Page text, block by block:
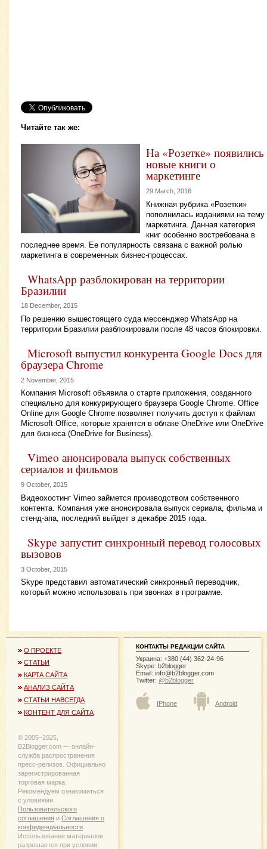
Читайте так же:
На «Розетке» появились
новые книги о
маркетинге
29 March, 2016
Книжная рубрика «Розетки»
пополнилась изданиями на тему
маркетинга. Данная категория
книг особенно востребована в
последнее время. Ее популярность связана с важной ролью
маркетинга в современных бизнес-процессах.
WhatsApp разблокирован на территории
Бразилии
18 December, 2015
По решению вышестоящего суда мессенджер WhatsApp на
территории Бразилии разблокировали после 48 часов блокировки.
Microsoft выпустил конкурента Google Docs для
браузера Chrome
2 November, 2015
Компания Microsoft объявила о старте приложения, созданного
специально для конкурирующего браузера Google Chrome. Office
Online для Google Chrome позволяет получить доступ к файлам
Microsoft Office, которые хранятся в облаке OneDrive или OneDrive
для бизнеса (OneDrive for Business).
Vimeo анонсировала выпуск собственных
сериалов и фильмов
9 October, 2015
Видеохостинг Vimeo займется производством собственного
контента. Компания уже анонсировала выпуск сериала, фильма и
стенд-апа, последний выйдет в декабре 2015 года.
Skype запустит синхронный перевод голосовых
вызовов
3 October, 2015
Skype представил автоматический синхронный переводчик,
который можно использовать при звонках в программе.
О ПРОЕКТЕ
СТАТЬИ
КАРТА САЙТА
АНАЛИЗ САЙТА
СТАТЬИ НАВСЕГДА
КОНТЕНТ ДЛЯ САЙТА
© 2005−2025,
B2Blogger.com — онлайн-
служба распространения
пресс-релизов. Официально
зарегистрированная
торговая марка.
Рекомендуем ознакомиться
с уловиями
Пользовательского
соглашения и Соглашения о
конфиденциальности
Использование материалов
разрешается при условии
КОНТАКТЫ РЕДАКЦИИ САЙТА
Украина: +380 (44) 362-24-96
Skype: b2blogger
Email: info@b2blogger.com
Twitter: @b2blogger
IPhone Android